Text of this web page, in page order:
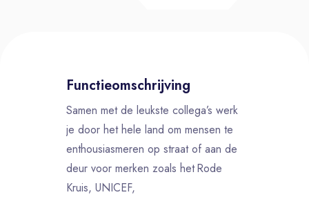
Functieomschrijving
Samen met de leukste collega’s werk
je door het hele land om mensen te
enthousiasmeren op straat of aan de
deur voor merken zoals het Rode
Kruis, UNICEF,